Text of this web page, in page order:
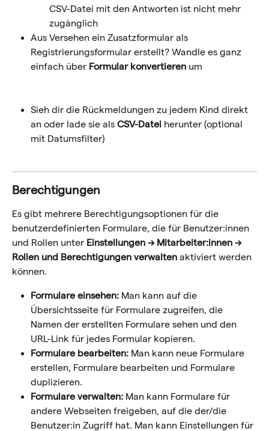
CSV-Datei mit den Antworten ist nicht mehr
zugänglich
Aus Versehen ein Zusatzformular als
Registrierungsformular erstellt? Wandle es ganz
einfach über Formular konvertieren um
Sieh dir die Rückmeldungen zu jedem Kind direkt
an oder lade sie als CSV-Datei herunter (optional
mit Datumsfilter)
Berechtigungen
Es gibt mehrere Berechtigungsoptionen für die
benutzerdefinierten Formulare, die für Benutzer:innen
und Rollen unter Einstellungen → Mitarbeiter:innen →
Rollen und Berechtigungen verwalten aktiviert werden
können.
Formulare einsehen: Man kann auf die
Übersichtsseite für Formulare zugreifen, die
Namen der erstellten Formulare sehen und den
URL-Link für jedes Formular kopieren.
Formulare bearbeiten: Man kann neue Formulare
erstellen, Formulare bearbeiten und Formulare
duplizieren.
Formulare verwalten: Man kann Formulare für
andere Webseiten freigeben, auf die der/die
Benutzer:in Zugriff hat. Man kann Einstellungen für